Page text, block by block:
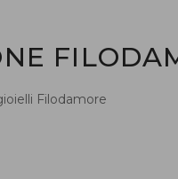
Filodamore